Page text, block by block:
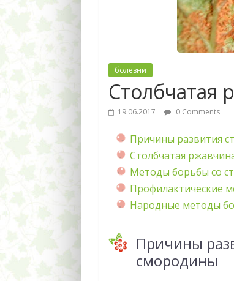
болезни
Столбчатая
19.06.2017 0 Comments
Причины развития
Столбчатая
Методы борьбы со
Профилактические
Народные методы
Причины
смородины